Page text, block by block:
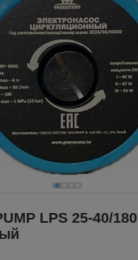
LPS 25-40/180